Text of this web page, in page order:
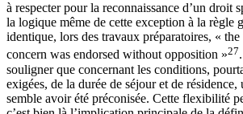
à respecter pour la reconnaissance d’un droit
la logique même de cette exception à la règle
identique, lors des travaux préparatoires, «
concern was endorsed without opposition »27
souligner que concernant les conditions,
exigées, de la durée de séjour et de
semble avoir été préconisée. Cette flexibilité